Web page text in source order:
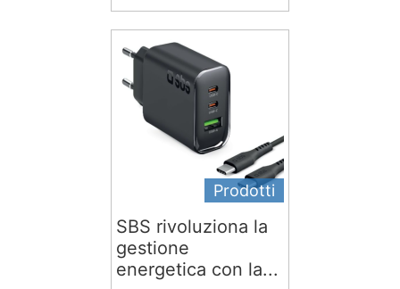
Prodotti
SBS rivoluziona la
gestione
energetica con la...